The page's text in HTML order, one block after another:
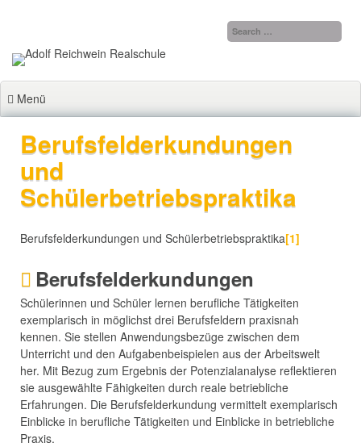
Menü
Berufsfelderkundungen
und
Schülerbetriebspraktika
Berufsfelderkundungen und Schülerbetriebspraktika[1]
Berufsfelderkundungen
Schülerinnen und Schüler lernen berufliche Tätigkeiten
exemplarisch in möglichst drei Berufsfeldern praxisnah
kennen. Sie stellen Anwendungsbezüge zwischen dem
Unterricht und den Aufgabenbeispielen aus der Arbeitswelt
her. Mit Bezug zum Ergebnis der Potenzialanalyse reflektieren
sie ausgewählte Fähigkeiten durch reale betriebliche
Erfahrungen. Die Berufsfelderkundung vermittelt exemplarisch
Einblicke in berufliche Tätigkeiten und Einblicke in betriebliche
Praxis.